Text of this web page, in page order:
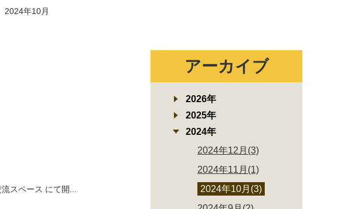
2024年10月
スペース にて開...
アーカイブ
2026年
2025年
2024年
2024年12月(3)
2024年11月(1)
2024年10月(3)